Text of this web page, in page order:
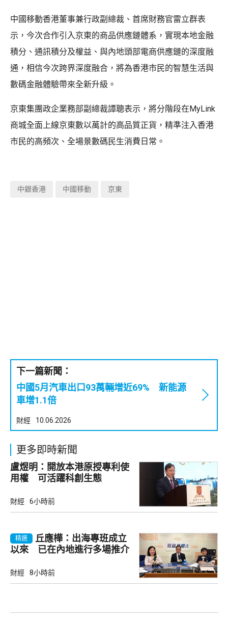
中國移動香港董事兼行政副總裁、首席財務官雷立群表
示，今次合作引入京東的商品供應鏈體系，實現本地金融
積分、通訊積分及權益、與內地頭部電商供應鏈的深度融
通，相信今次跨界深度融合，將為香港市民的智慧生活與
數碼金融體驗帶來全新升級。
京東集團政企業務部副總裁譚聰表示，將分階段在MyLink
商城全面上線京東數以萬計的高品質正貨，精準注入香港
市民的高頻次、全場景數碼民生消費日常。
中銀香港 中國移動 京東
下一篇新聞：
中國5月汽車出口93萬輛增近69% 新能源
車增1.1倍
財經 10.06.2026
更多即時新聞
盧煜明：開放本港原授專利使
用權 可活躍科創生態
財經 6小時前
精選
丘應樺：出海專班成立
以來 已在內地進行多場推介
財經 8小時前